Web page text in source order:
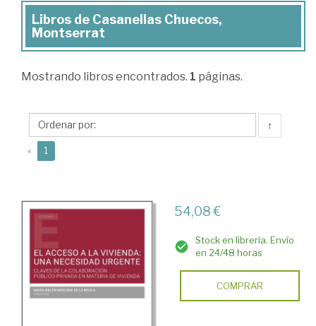
Libros
de
Casanellas
Montserrat
Libros de Casanellas Chuecos,
Montserrat
Mostrando libros encontrados. 1 páginas.
↑
« 1
54,08 €
Stock en librería. Envío
en 24/48 horas
COMPRAR